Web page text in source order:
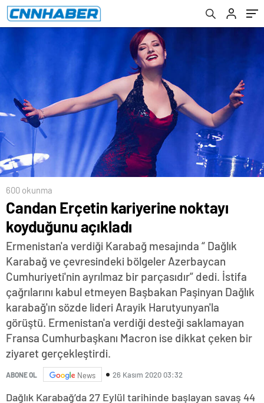
600 okunma
Candan Erçetin kariyerine noktayı
koyduğunu açıkladı
Ermenistan'a verdiği Karabağ mesajında “ Dağlık
Karabağ ve çevresindeki bölgeler Azerbaycan
Cumhuriyeti'nin ayrılmaz bir parçasıdır” dedi. İstifa
çağrılarını kabul etmeyen Başbakan Paşinyan Dağlık
karabağ'ın sözde lideri Arayik Harutyunyan'la
görüştü. Ermenistan'a verdiği desteği saklamayan
Fransa Cumhurbaşkanı Macron ise dikkat çeken bir
ziyaret gerçekleştirdi.
ABONE OL News 26 Kasım 2020 03:32
Dağlık Karabağ’da 27 Eylül tarihinde başlayan savaş 44